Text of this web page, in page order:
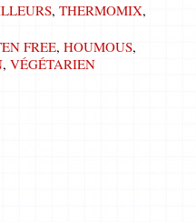
, THERMOMIX,
FREE, HOUMOUS,
, VÉGÉTARIEN